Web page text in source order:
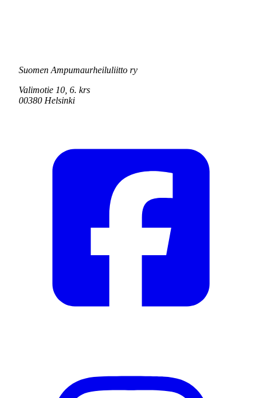
Suomen Ampumaurheiluliitto ry
Valimotie 10, 6. krs
00380 Helsinki